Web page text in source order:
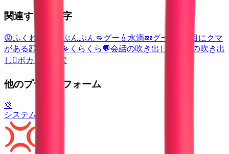
関連する絵文字
😡ふくれっ面 ぷんぷん 👊 グー 💧 水滴💤グーグー
目にクマ
がある顔
💫 くらくら 💬会話の吹き出し
雲形の吹き出
し 🫯ボカスカ 穴
他のプラットフォーム
💢
システム絵文字